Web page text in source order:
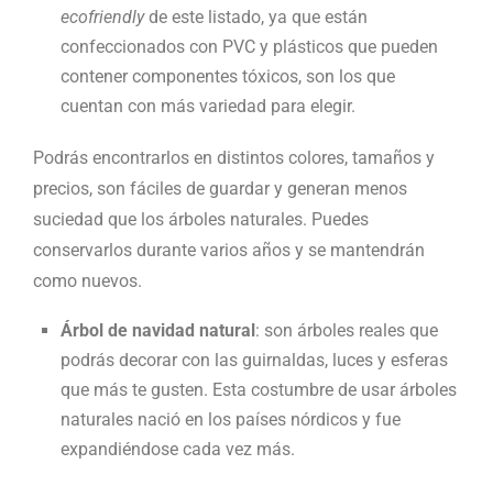
ecofriendlyde este listado, ya que están
confeccionados con PVC y plásticos que pueden
contener componentes tóxicos, son los que
cuentan con más variedad para elegir.
Podrás encontrarlos en distintos colores, tamaños y
precios, son fáciles de guardar y generan menos
suciedad que los árboles naturales. Puedes
conservarlos durante varios años y se mantendrán
como nuevos.
Árbol de navidad natural : son árboles reales que
podrás decorar con las guirnaldas, luces y esferas
que más te gusten. Esta costumbre de usar árboles
naturales nació en los países nórdicos y fue
expandiéndose cada vez más.